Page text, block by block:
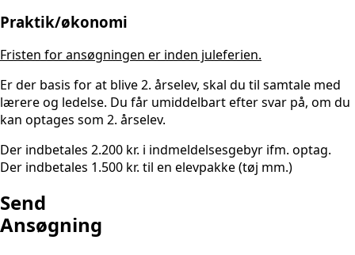
Praktik/økonomi
Fristen for ansøgningen er inden juleferien.
Er der basis for at blive 2. årselev, skal du til samtale med
lærere og ledelse. Du får umiddelbart efter svar på, om du
kan optages som 2. årselev.
Der indbetales 2.200 kr. i indmeldelsesgebyr ifm. optag.
Der indbetales 1.500 kr. til en elevpakke (tøj mm.)
Send
Ansøgning